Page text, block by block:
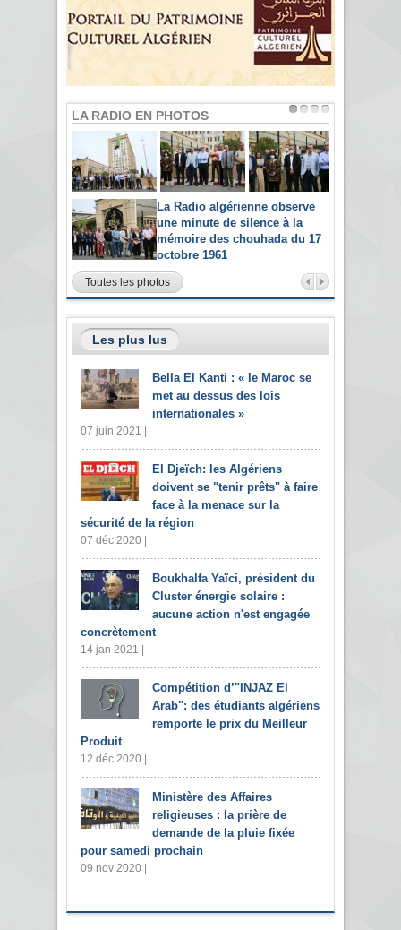
LA RADIO EN PHOTOS
La Radio algérienne observe
une minute de silence à la
mémoire des chouhada du 17
octobre 1961
Toutes les photos
Les plus lus
Bella El Kanti : « le Maroc se
met au dessus des lois
internationales »
07 juin 2021 |
El Djeïch: les Algériens
doivent se "tenir prêts" à faire
face à la menace sur la
sécurité de la région
07 déc 2020 |
Boukhalfa Yaïci, président du
Cluster énergie solaire :
aucune action n'est engagée
concrètement
14 jan 2021 |
Compétition d’"INJAZ El
Arab": des étudiants algériens
remporte le prix du Meilleur
Produit
12 déc 2020 |
Ministère des Affaires
religieuses : la prière de
demande de la pluie fixée
pour samedi prochain
09 nov 2020 |